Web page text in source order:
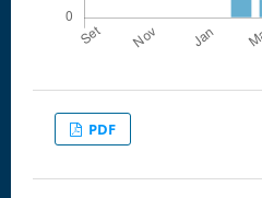
PDF